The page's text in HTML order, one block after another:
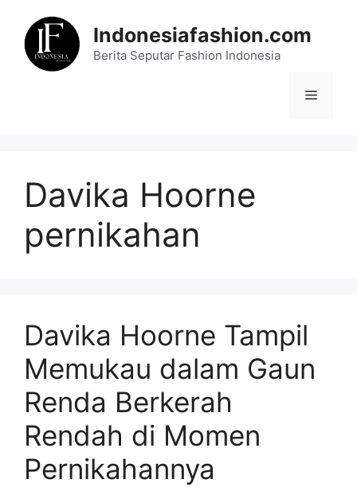
content
Indonesiafashion.com
Berita Seputar Fashion Indonesia
Menu
Davika Hoorne
pernikahan
Davika Hoorne Tampil
Memukau dalam Gaun
Renda Berkerah
Rendah di Momen
Pernikahannya